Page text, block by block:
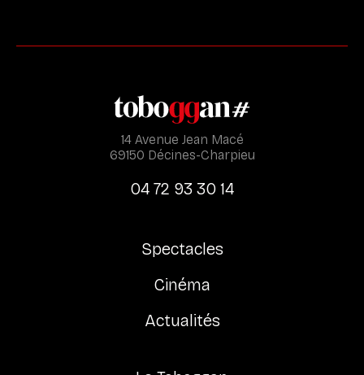
14 Avenue Jean Macé
69150 Décines-Charpieu
04 72 93 30 14
Spectacles
Cinéma
Actualités